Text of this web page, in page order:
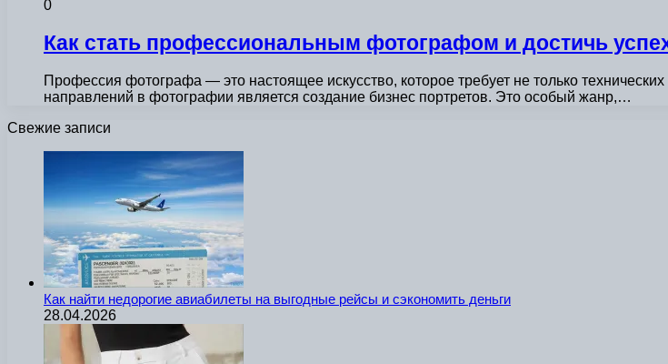
0
Как стать профессиональным фотографом и достичь
Профессия фотографа — это настоящее искусство, которое требует не только
направлений в фотографии является создание бизнес портретов. Это особый жанр,…
Свежие записи
Как найти недорогие авиабилеты на выгодные рейсы и сэкономить деньги
28.04.2026